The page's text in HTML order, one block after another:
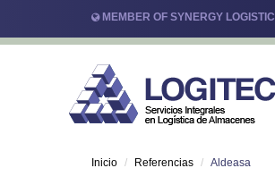
MEMBER OF SYNERGY
Inicio Referencias Aldeasa